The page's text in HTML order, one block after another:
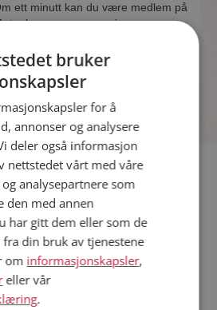
ett minutt kan du være medlem på
og se om jonare er
å finne kjærligheten på nettet!
:Jan IK92
bruker
for å
annonser og analysere
deler også informasjon
nettstedet vårt med våre
analysepartnere som
den med annen
har gitt dem eller som de
din bruk av tjenestene
om informasjonskapsler,
eller vår
.